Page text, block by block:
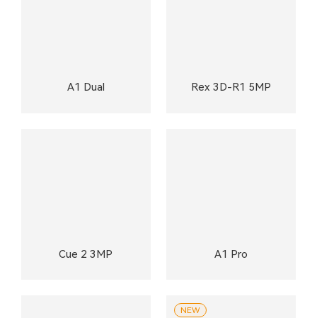
A1 Dual Rex 3D-R1 5MP
Cue 2 3MP A1 Pro
NEW